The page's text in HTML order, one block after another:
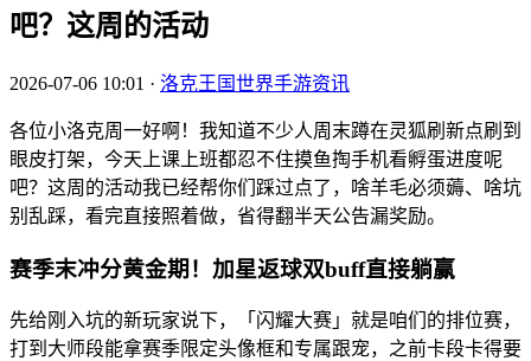
吧？这周的活动
2026-07-06 10:01 · 洛克王国世界手游资讯
各位小洛克周一好啊！我知道不少人周末蹲在灵狐刷新点刷到
眼皮打架，今天上课上班都忍不住摸鱼掏手机看孵蛋进度呢
吧？这周的活动我已经帮你们踩过点了，啥羊毛必须薅、啥坑
别乱踩，看完直接照着做，省得翻半天公告漏奖励。
赛季末冲分黄金期！加星返球双buff直接躺赢
先给刚入坑的新玩家说下，「闪耀大赛」就是咱们的排位赛，
打到大师段能拿赛季限定头像框和专属跟宠，之前卡段卡得要